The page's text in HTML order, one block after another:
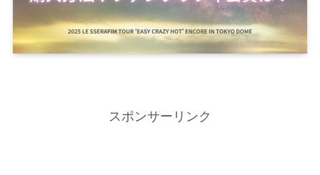
スポンサーリンク